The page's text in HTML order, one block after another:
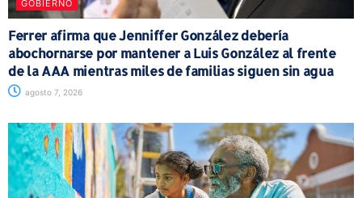
GOBIERNO
Ferrer afirma que Jenniffer González debería
abochornarse por mantener a Luis González al frente
de la AAA mientras miles de familias siguen sin agua
agosto 7, 2026